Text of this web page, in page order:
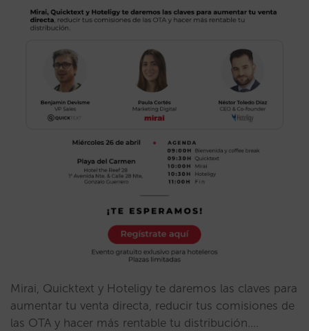
Mirai, Quicktext y Hoteligy te daremos las claves para
aumentar tu venta directa, reducir tus comisiones de
las OTA y hacer más rentable tu distribución.…